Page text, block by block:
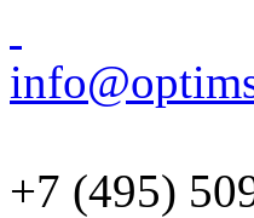
+7 (495)